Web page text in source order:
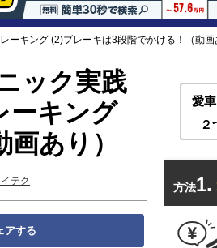
キング (2)ブレーキは3段階でかける！（動画
ック実践
ーキング
あり）
テク
アする
愛
方法1.